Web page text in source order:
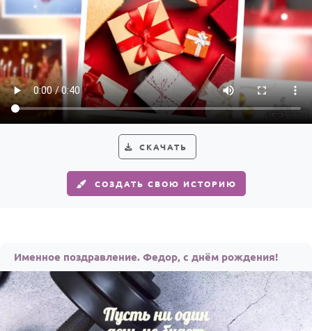
СКАЧАТЬ
СОЗДАТЬ СВОЮ ИСТОРИЮ
Именное поздравление. Федор, с днём рождения!